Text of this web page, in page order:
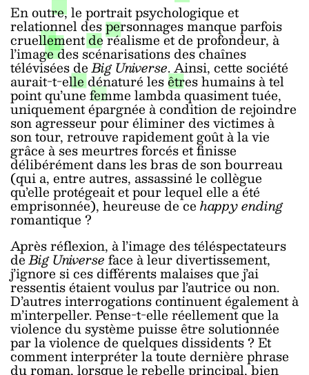
En outre, le portrait psychologique et
relationnel des personnages manque parfois
cruellement de réalisme et de profondeur, à
l’image des scénarisations des chaînes
télévisées deBig Universe. Ainsi, cette société
aurait-t-elle dénaturé les êtres humains à tel
point qu’une femme lambda quasiment tuée,
uniquement épargnée à condition de rejoindre
son agresseur pour éliminer des victimes à
son tour, retrouve rapidement goût à la vie
grâce à ses meurtres forcés et finisse
délibérément dans les bras de son bourreau
(qui a, entre autres, assassiné le collègue
qu’elle protégeait et pour lequel elle a été
emprisonnée), heureuse de cehappy ending
romantique ?
Après réflexion, à l’image des téléspectateurs
deBig Universeface à leur divertissement,
j’ignore si ces différents malaises que j’ai
ressentis étaient voulus par l’autrice ou non.
D’autres interrogations continuent également à
m’interpeller. Pense-t-elle réellement que la
violence du système puisse être solutionnée
par la violence de quelques dissidents ? Et
comment interpréter la toute dernière phrase
du roman, lorsque le rebelle principal, bien